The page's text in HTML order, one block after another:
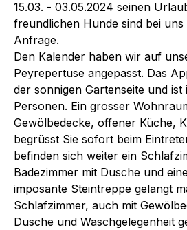
15.03. - 03.05.2024 seinen
freundlichen Hunde sind bei
Anfrage.
Den Kalender haben wir auf
Peyrepertuse angepasst. Das
der sonnigen Gartenseite und
Personen. Ein grosser
Gewölbedecke, offener Küche,
begrüsst Sie sofort beim
befinden sich weiter ein
Badezimmer mit Dusche und
imposante Steintreppe gelangt
Schlafzimmer, auch mit
Dusche und Waschgelegenheit